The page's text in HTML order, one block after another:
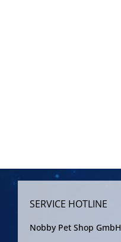
SERVICE HOTLINE
Nobby Pet Shop GmbH